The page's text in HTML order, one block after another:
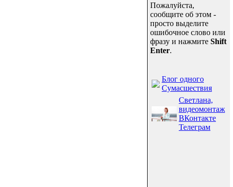
Пожалуйста,
сообщите об этом -
просто выделите
ошибочное слово или
фразу и нажмите Shift
Enter.
Блог одного
Сумасшествия
Светлана,
видеомонтаж
ВКонтакте
Телеграм